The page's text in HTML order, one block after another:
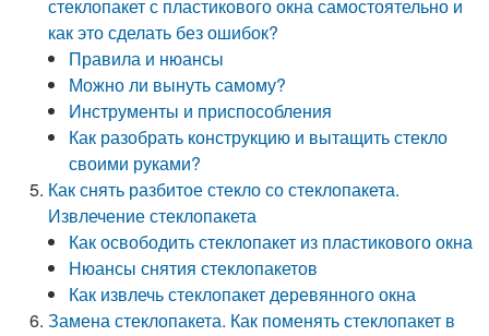
стеклопакет с пластикового окна самостоятельно и
как это сделать без ошибок?
Правила и нюансы
Можно ли вынуть самому?
Инструменты и приспособления
Как разобрать конструкцию и вытащить стекло
своими руками?
Как снять разбитое стекло со стеклопакета.
Извлечение стеклопакета
Как освободить стеклопакет из пластикового окна
Нюансы снятия стеклопакетов
Как извлечь стеклопакет деревянного окна
Замена стеклопакета. Как поменять стеклопакет в